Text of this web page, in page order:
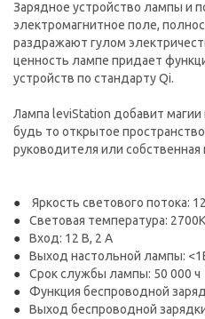
Зарядное устройство лампы и
электромагнитное поле,
раздражают гулом
ценность лампе придает
устройств по стандарту Qi.
Лампа leviStation добавит
будь то открытое
руководителя или собственная
Яркость светового потока:
Световая температура: 2700K
Вход: 12 В, 2 A
Выход настольной лампы:
Срок службы лампы: 50 000 ч
Функция беспроводной
Выход беспроводной